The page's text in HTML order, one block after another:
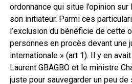
ordonnance qui situe l’opinion
son initiateur. Parmi ces
l’exclusion du bénéficie de cette
personnes en procès devant une
internationale » (art 1). Il y en
Laurent GBAGBO et le ministre
juste pour sauvegarder un peu de